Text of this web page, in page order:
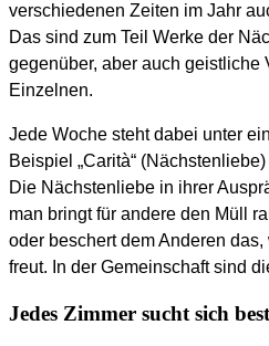
verschiedenen Zeiten im Jahr
Das sind zum Teil Werke der
gegenüber, aber auch geistliche
Einzelnen.
Jede Woche steht dabei unter
Beispiel „Carità“
Die Nächstenliebe in ihrer
man bringt für andere den Müll
oder beschert dem Anderen
freut. In der Gemeinschaft sind
Jedes Zimmer sucht sich